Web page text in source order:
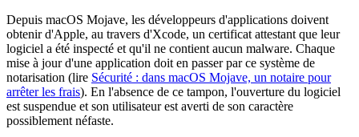
Depuis macOS Mojave, les développeurs d'applications doivent
obtenir d'Apple, au travers d'Xcode, un certificat attestant que leur
logiciel a été inspecté et qu'il ne contient aucun malware. Chaque
mise à jour d'une application doit en passer par ce système de
notarisation (lire Sécurité : dans macOS Mojave, un notaire pour
arrêter les frais). En l'absence de ce tampon, l'ouverture du logiciel
est suspendue et son utilisateur est averti de son caractère
possiblement néfaste.